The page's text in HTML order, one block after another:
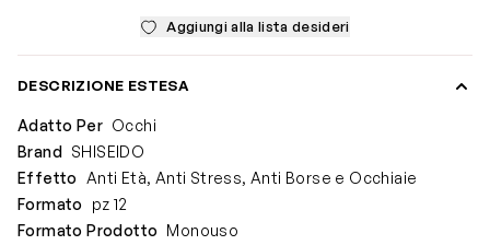
Aggiungi alla lista desideri
DESCRIZIONE ESTESA
Adatto Per Occhi
Brand SHISEIDO
Effetto Anti Età, Anti Stress, Anti Borse e Occhiaie
Formato
pz 12
Formato Prodotto Monouso